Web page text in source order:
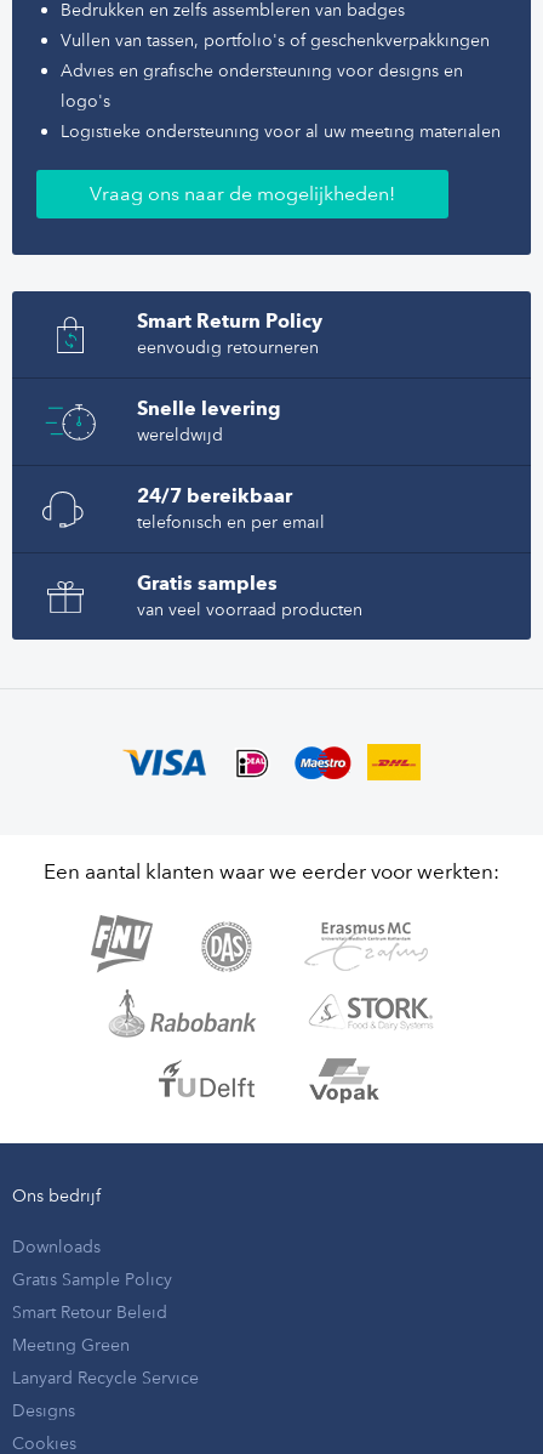
Bedrukken en zelfs assembleren van badges
Vullen van tassen, portfolio's of geschenkverpakkingen
Advies en grafische ondersteuning voor designs en
logo's
Logistieke ondersteuning voor al uw meeting materialen
Vraag ons naar de mogelijkheden!
Smart Return Policy
eenvoudig retourneren
Snelle levering
wereldwijd
24/7 bereikbaar
telefonisch en per email
Gratis samples
van veel voorraad producten
Een aantal klanten waar we eerder voor werkten:
Ons bedrijf
Downloads
Gratis Sample Policy
Smart Retour Beleid
Meeting Green
Lanyard Recycle Service
Designs
Cookies